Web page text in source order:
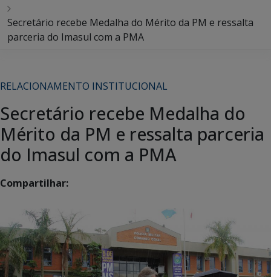
Secretário recebe Medalha do Mérito da PM e ressalta
parceria do Imasul com a PMA
RELACIONAMENTO INSTITUCIONAL
Secretário recebe Medalha do
Mérito da PM e ressalta parceria
do Imasul com a PMA
Compartilhar: